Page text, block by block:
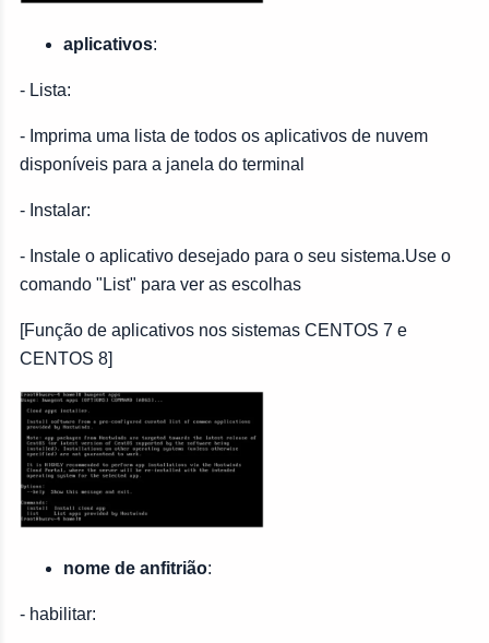
aplicativos:
- Lista:
- Imprima uma lista de todos os aplicativos de nuvem
disponíveis para a janela do terminal
- Instalar:
- Instale o aplicativo desejado para o seu sistema.Use o
comando "List" para ver as escolhas
[Função de aplicativos nos sistemas CENTOS 7 e
CENTOS 8]
nome de anfitrião:
- habilitar: